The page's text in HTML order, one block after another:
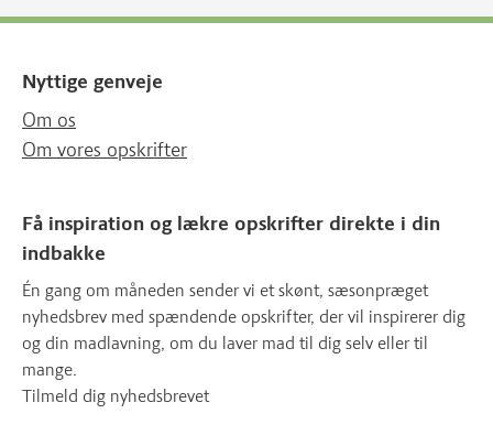
Nyttige genveje
Om os
Om vores opskrifter
Få inspiration og lækre opskrifter direkte i din
indbakke
Én gang om måneden sender vi et skønt, sæsonpræget
nyhedsbrev med spændende opskrifter, der vil inspirerer dig
og din madlavning, om du laver mad til dig selv eller til
mange.
Tilmeld dig nyhedsbrevet